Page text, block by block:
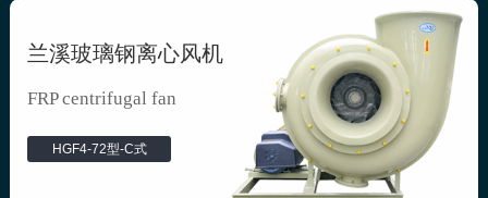
兰溪玻璃钢离心风机
FRP centrifugal fan
HGF4-72型-C式